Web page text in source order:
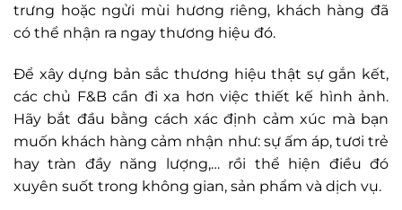
trưng hoặc ngửi mùi hương riêng, khách hàng đã
có thể nhận ra ngay thương hiệu đó.
Để xây dựng bản sắc thương hiệu thật sự gắn kết,
các chủ F&B cần đi xa hơn việc thiết kế hình ảnh.
Hãy bắt đầu bằng cách xác định cảm xúc mà bạn
muốn khách hàng cảm nhận như: sự ấm áp, tươi trẻ
hay tràn đầy năng lượng,… rồi thể hiện điều đó
xuyên suốt trong không gian, sản phẩm và dịch vụ.